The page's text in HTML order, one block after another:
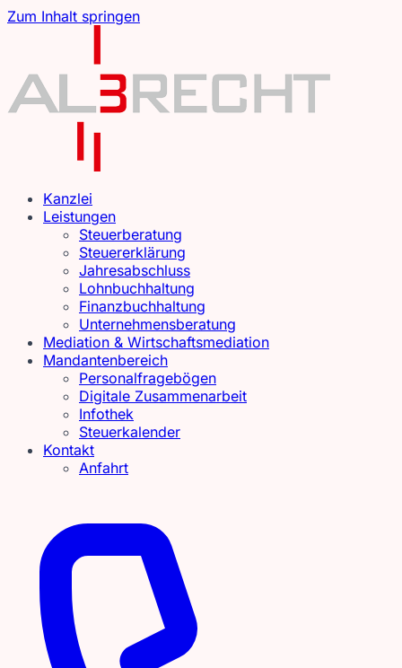
Zum Inhalt springen
Kanzlei
Leistungen
Steuerberatung
Steuererklärung
Jahresabschluss
Lohnbuchhaltung
Finanzbuchhaltung
Unternehmensberatung
Mediation & Wirtschaftsmediation
Mandantenbereich
Personalfragebögen
Digitale Zusammenarbeit
Infothek
Steuerkalender
Kontakt
Anfahrt